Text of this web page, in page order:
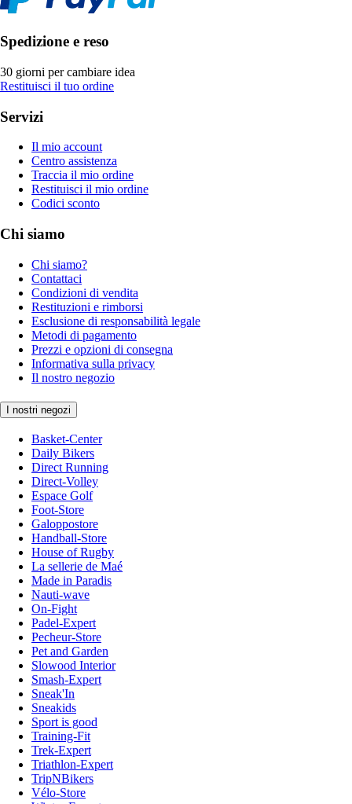
Spedizione e reso
30 giorni per cambiare idea
Restituisci il tuo ordine
Servizi
Il mio account
Centro assistenza
Traccia il mio ordine
Restituisci il mio ordine
Codici sconto
Chi siamo
Chi siamo?
Contattaci
Condizioni di vendita
Restituzioni e rimborsi
Esclusione di responsabilità legale
Metodi di pagamento
Prezzi e opzioni di consegna
Informativa sulla privacy
Il nostro negozio
I nostri negozi
Basket-Center
Daily Bikers
Direct Running
Direct-Volley
Espace Golf
Foot-Store
Galoppostore
Handball-Store
House of Rugby
La sellerie de Maé
Made in Paradis
Nauti-wave
On-Fight
Padel-Expert
Pecheur-Store
Pet and Garden
Slowood Interior
Smash-Expert
Sneak'In
Sneakids
Sport is good
Training-Fit
Trek-Expert
Triathlon-Expert
TripNBikers
Vélo-Store